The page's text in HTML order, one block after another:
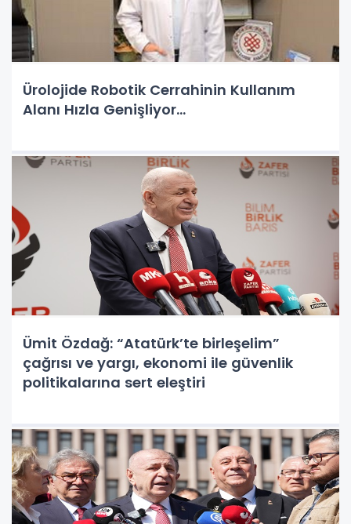
Ürolojide Robotik Cerrahinin Kullanım
Alanı Hızla Genişliyor...
Ümit Özdağ: “Atatürk’te birleşelim”
çağrısı ve yargı, ekonomi ile güvenlik
politikalarına sert eleştiri